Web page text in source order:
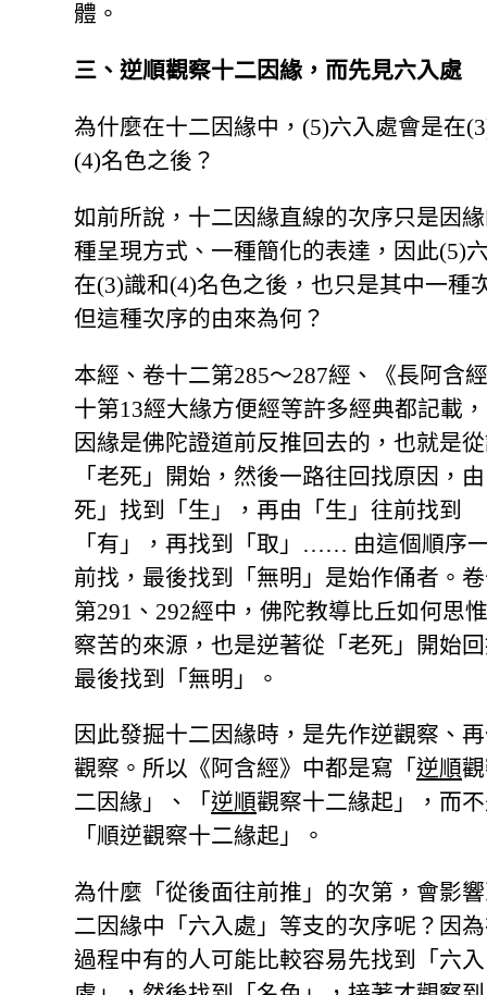
體。
三、逆順觀察十二因緣，而先見六入處
為什麼在十二因緣中，(5)六入處會是在
(4)名色之後？
如前所說，十二因緣直線的次序只是因
種呈現方式、一種簡化的表達，因此(5)
在(3)識和(4)名色之後，也只是其中一種
但這種次序的由來為何？
本經、卷十二第285～287經、《長阿含
十第13經大緣方便經等許多經典都記載
因緣是佛陀證道前反推回去的，也就是
「老死」開始，然後一路往回找原因，
死」找到「生」，再由「生」往前找到
「有」，再找到「取」…… 由這個順序
前找，最後找到「無明」是始作俑者。
第291、292經中，佛陀教導比丘如何思
察苦的來源，也是逆著從「老死」開始
最後找到「無明」。
因此發掘十二因緣時，是先作逆觀察、
觀察。所以《阿含經》中都是寫「 逆順
二因緣」、「 逆順觀察十二緣起」，而
「順逆觀察十二緣起」。
為什麼「從後面往前推」的次第，會影
二因緣中「六入處」等支的次序呢？因
過程中有的人可能比較容易先找到「六入